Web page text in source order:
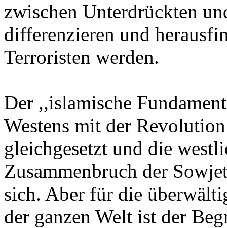
zwischen Unterdrückten
differenzieren und
Terroristen werden.
Der ,,islamische
Westens mit der
gleichgesetzt und die
Zusammenbruch der
sich. Aber für die
der ganzen Welt ist der